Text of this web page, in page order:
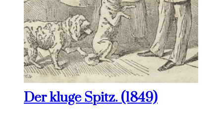
Der kluge Spitz. (1849)